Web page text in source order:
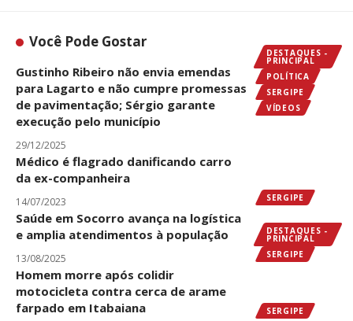
Você Pode Gostar
DESTAQUES -
PRINCIPAL
POLÍTICA
SERGIPE
VÍDEOS
Gustinho Ribeiro não envia emendas
para Lagarto e não cumpre promessas
de pavimentação; Sérgio garante
execução pelo município
29/12/2025
SERGIPE
Médico é flagrado danificando carro
da ex-companheira
14/07/2023
DESTAQUES -
PRINCIPAL
SERGIPE
Saúde em Socorro avança na logística
e amplia atendimentos à população
13/08/2025
SERGIPE
Homem morre após colidir
motocicleta contra cerca de arame
farpado em Itabaiana